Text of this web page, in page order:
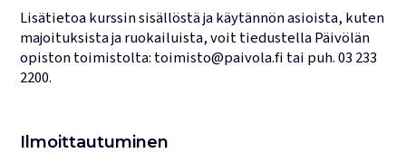
Lisätietoa kurssin sisällöstä ja käytännön asioista, kuten
majoituksista ja ruokailuista, voit tiedustella Päivölän
opiston toimistolta: toimisto@paivola.fi tai puh.03 233
2200.
Ilmoittautuminen